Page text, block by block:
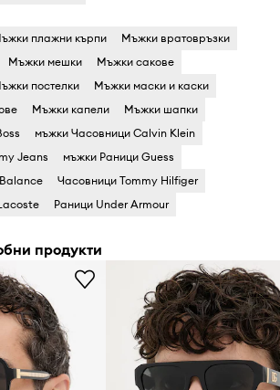
плажни кърпи
Мъжки вратовръзки
Мъжки мешки
Мъжки сакове
постелки
Мъжки маски и каски
Мъжки капели
Мъжки шапки
мъжки Часовници Calvin Klein
Jeans
мъжки Раници Guess
Часовници Tommy Hilfiger
Раници Under Armour
продукти